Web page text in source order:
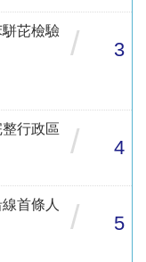
芘檢驗
/ 3
行政區
/ 4
首條人
/ 5